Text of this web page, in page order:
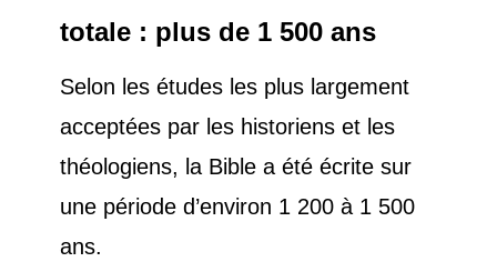
totale : plus de 1 500 ans
Selon les études les plus largement
acceptées par les historiens et les
théologiens, la Bible a été écrite sur
une période d’environ 1 200 à 1 500
ans.